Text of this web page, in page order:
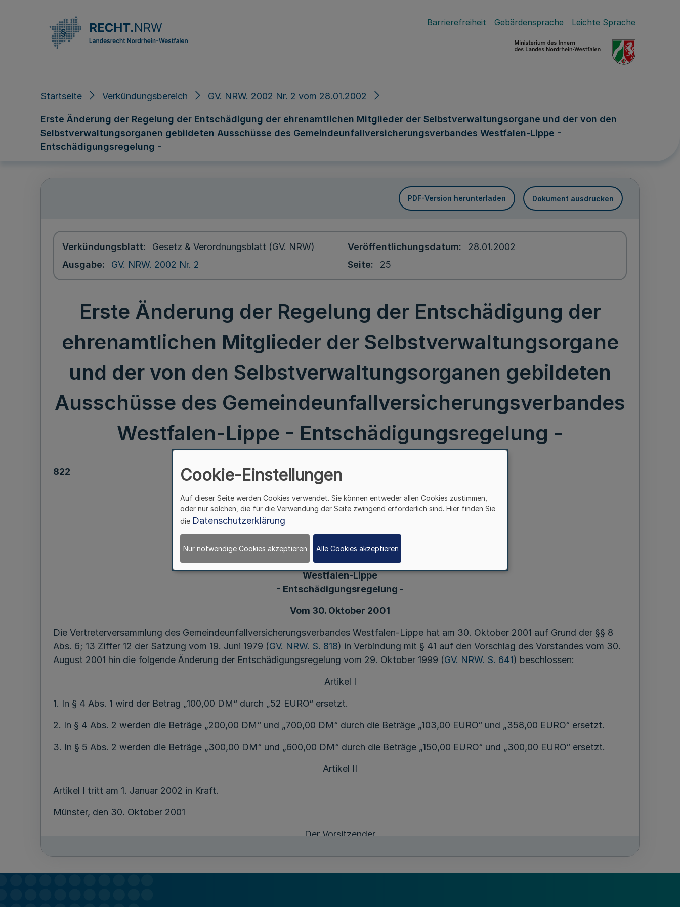
Barrierefreiheit Gebärdensprache Leichte Sprache
Startseite Verkündungsbereich GV. NRW. 2002 Nr. 2 vom 28.01.2002
Erste Änderung der Regelung der Entschädigung der ehrenamtlichen Mitglieder der Selbstverwaltungsorgane und der von den
Selbstverwaltungsorganen gebildeten Ausschüsse des Gemeindeunfallversicherungsverbandes Westfalen-Lippe -
Entschädigungsregelung -
PDF-Version herunterladen Dokument ausdrucken
Verkündungsblatt
Gesetz & Verordnungsblatt (GV. NRW)
Ausgabe
GV. NRW. 2002 Nr. 2
Veröffentlichungsdatum
28.01.2002
Seite
25
Erste Änderung der Regelung der Entschädigung der
ehrenamtlichen Mitglieder der Selbstverwaltungsorgane
und der von den Selbstverwaltungsorganen gebildeten
Ausschüsse des Gemeindeunfallversicherungsverbandes
Westfalen-Lippe - Entschädigungsregelung -
822
Erste Änderung
der Regelung der Entschädigung der
ehrenamtlichen Mitglieder der Selbstverwaltungsorgane
und der von den Selbstverwaltungsorganen
gebildeten Ausschüsse des
Gemeindeunfallversicherungsverbandes
Westfalen-Lippe
- Entschädigungsregelung -
Vom 30. Oktober 2001
Die Vertreterversammlung des Gemeindeunfallversicherungsverbandes Westfalen-Lippe hat am 30. Oktober 2001 auf Grund der §§ 8
Abs. 6; 13 Ziffer 12 der Satzung vom 19. Juni 1979 (GV. NRW. S. 818) in Verbindung mit § 41 auf den Vorschlag des Vorstandes vom 30.
August 2001 hin die folgende Änderung der Entschädigungsregelung vom 29. Oktober 1999 (GV. NRW. S. 641) beschlossen:
Artikel I
1. In § 4 Abs. 1 wird der Betrag „100,00 DM“ durch „52 EURO“ ersetzt.
2. In § 4 Abs. 2 werden die Beträge „200,00 DM“ und „700,00 DM“ durch die Beträge „103,00 EURO“ und „358,00 EURO“ ersetzt.
3. In § 5 Abs. 2 werden die Beträge „300,00 DM“ und „600,00 DM“ durch die Beträge „150,00 EURO“ und „300,00 EURO“ ersetzt.
Artikel II
Artikel I tritt am 1. Januar 2002 in Kraft.
Münster, den 30. Oktober 2001
Der Vorsitzender
Cookie-Einstellungen
Auf dieser Seite werden Cookies verwendet. Sie können entweder allen Cookies zustimmen,
oder nur solchen, die für die Verwendung der Seite zwingend erforderlich sind. Hier finden Sie
die Datenschutzerklärung
Nur notwendige Cookies akzeptieren Alle Cookies akzeptieren